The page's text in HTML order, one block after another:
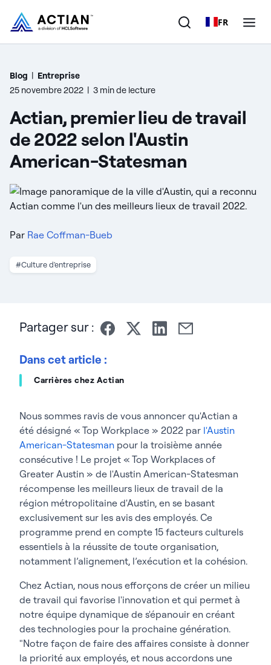
FR
Produits
Clients
Entreprise
Ressources
Blog | Entreprise
25 novembre 2022 | 3 min de lecture
Actian, premier lieu de travail
de 2022 selon l'Austin
American-Statesman
Par Rae Coffman-Bueb
#Culture d'entreprise
Partager sur :
Dans cet article :
Carrières chez Actian
Nous sommes ravis de vous annoncer qu'Actian a
été désigné « Top Workplace » 2022 par l'Austin
American-Statesman pour la troisième année
consécutive ! Le projet « Top Workplaces of
Greater Austin » de l'Austin American-Statesman
récompense les meilleurs lieux de travail de la
région métropolitaine d'Austin, en se basant
exclusivement sur les avis des employés. Ce
programme prend en compte 15 facteurs culturels
essentiels à la réussite de toute organisation,
notamment l’alignement, l’exécution et la cohésion.
Chez Actian, nous nous efforçons de créer un milieu
de travail qui favorise l'innovation et qui permet à
notre équipe dynamique de s'épanouir en créant
des technologies pour la prochaine génération.
"Notre façon de faire des affaires consiste à donner
la priorité aux employés, et nous accordons une